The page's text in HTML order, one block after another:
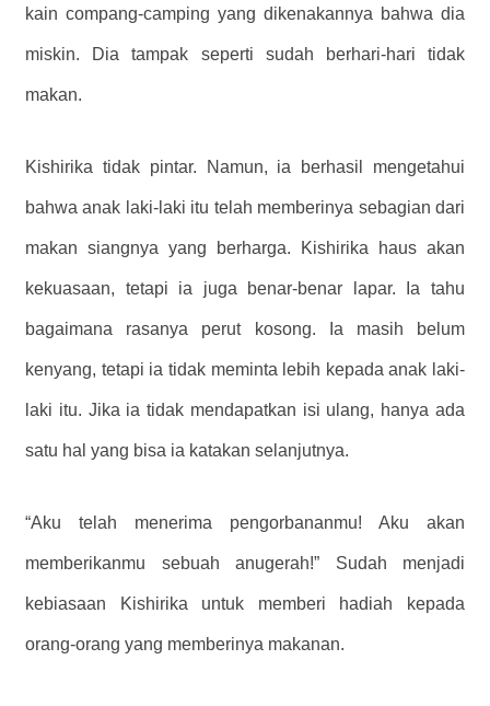
kain compang-camping yang dikenakannya bahwa dia
miskin. Dia tampak seperti sudah berhari-hari tidak
makan.
Kishirika tidak pintar. Namun, ia berhasil mengetahui
bahwa anak laki-laki itu telah memberinya sebagian dari
makan siangnya yang berharga. Kishirika haus akan
kekuasaan, tetapi ia juga benar-benar lapar. Ia tahu
bagaimana rasanya perut kosong. Ia masih belum
kenyang, tetapi ia tidak meminta lebih kepada anak laki-
laki itu. Jika ia tidak mendapatkan isi ulang, hanya ada
satu hal yang bisa ia katakan selanjutnya.
“Aku telah menerima pengorbananmu! Aku akan
memberikanmu sebuah anugerah!” Sudah menjadi
kebiasaan Kishirika untuk memberi hadiah kepada
orang-orang yang memberinya makanan.